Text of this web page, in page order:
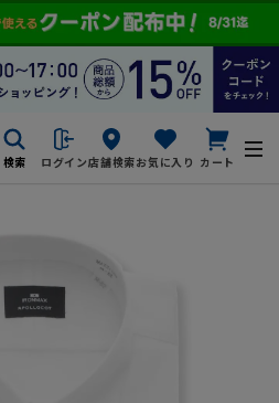
検索 ログイン店舗検索お気に入り カート